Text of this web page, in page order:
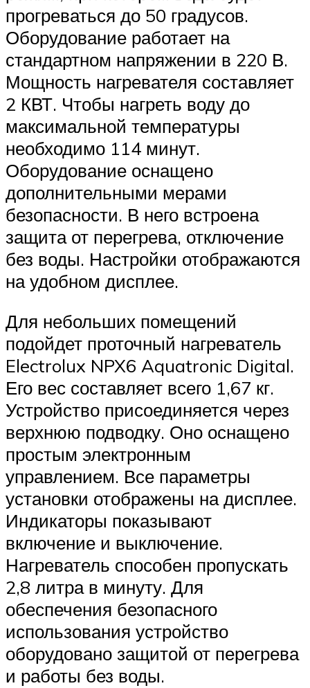
прогреваться до 50 градусов.
Оборудование работает на
стандартном напряжении в 220 В.
Мощность нагревателя составляет
2 КВТ. Чтобы нагреть воду до
максимальной температуры
необходимо 114 минут.
Оборудование оснащено
дополнительными мерами
безопасности. В него встроена
защита от перегрева, отключение
без воды. Настройки отображаются
на удобном дисплее.
Для небольших помещений
подойдет проточный нагреватель
Electrolux NPX6 Aquatronic Digital.
Его вес составляет всего 1,67 кг.
Устройство присоединяется через
верхнюю подводку. Оно оснащено
простым электронным
управлением. Все параметры
установки отображены на дисплее.
Индикаторы показывают
включение и выключение.
Нагреватель способен пропускать
2,8 литра в минуту. Для
обеспечения безопасного
использования устройство
оборудовано защитой от перегрева
и работы без воды.